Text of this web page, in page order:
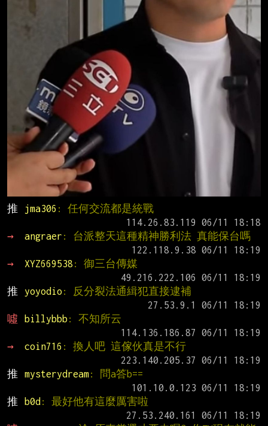
推 jma306 : 任何交流都是統戰
→
angraer : 台派整天這種精神勝利法 真能保台嗎
→
XYZ669538 : 御三台傳媒
推
yoyodio : 反分裂法通緝犯直接逮補
噓
billybbb : 不知所云
→
coin716 : 換人吧 這傢伙真是不行
推
mysterydream: 問a答b==
推
b0d : 最好他有這麼厲害啦